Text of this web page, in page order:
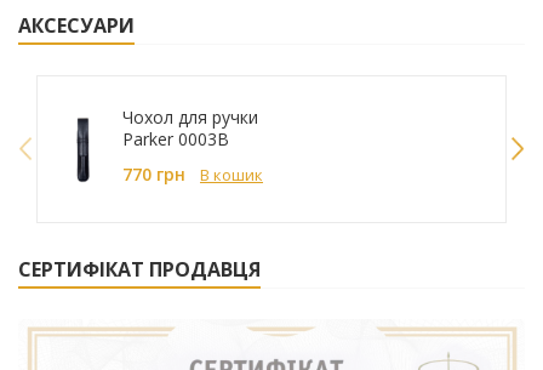
АКСЕСУАРИ
Чохол для ручки
Parker 0003B
770 грн
В кошик
СЕРТИФІКАТ ПРОДАВЦЯ